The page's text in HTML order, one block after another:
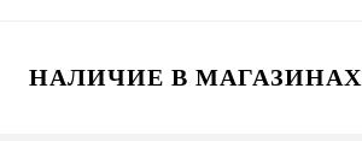
НАЛИЧИЕ В МАГАЗИНАХ